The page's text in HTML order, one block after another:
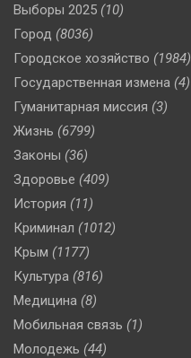
Выборы 2025 (10)
Город (8036)
Городское хозяйство (1984)
Государственная измена (4)
Гуманитарная миссия (3)
Жизнь (6799)
Законы (36)
Здоровье (409)
История (11)
Криминал (1012)
Крым (1177)
Культура (816)
Медицина (8)
Мобильная связь (1)
Молодежь (44)